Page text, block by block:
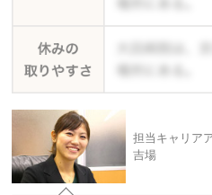
担当キャリア
吉場